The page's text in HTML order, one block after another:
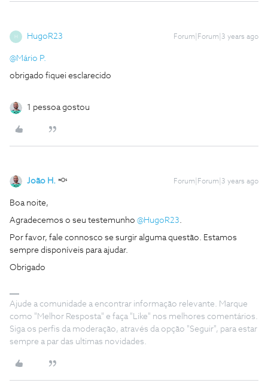
HugoR23 Forum|Forum|3 years ago
@Mário P.
obrigado fiquei esclarecido
1 pessoa gostou
João H. Forum|Forum|3 years ago
Boa noite,
Agradecemos o seu testemunho @HugoR23.
Por favor, fale connosco se surgir alguma questão. Estamos
sempre disponíveis para ajudar.
Obrigado
Ajude a comunidade a encontrar informação relevante. Marque
como "Melhor Resposta" e faça "Like" nos melhores comentários.
Siga os perfis da moderação, através da opção "Seguir", para estar
sempre a par das ultimas novidades.